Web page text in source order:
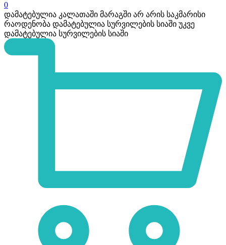
0
დამატებულია კალათაში მარაგში არ არის საკმარისი
რაოდენობა დამატებულია სურვილების სიაში უკვე
დამატებულია სურვილების სიაში